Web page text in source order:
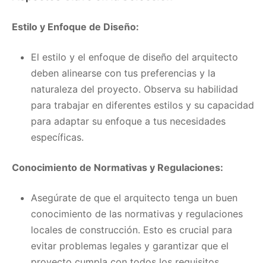
Estilo y Enfoque de Diseño:
El estilo y el enfoque de diseño del arquitecto
deben alinearse con tus preferencias y la
naturaleza del proyecto. Observa su habilidad
para trabajar en diferentes estilos y su capacidad
para adaptar su enfoque a tus necesidades
específicas.
Conocimiento de Normativas y Regulaciones:
Asegúrate de que el arquitecto tenga un buen
conocimiento de las normativas y regulaciones
locales de construcción. Esto es crucial para
evitar problemas legales y garantizar que el